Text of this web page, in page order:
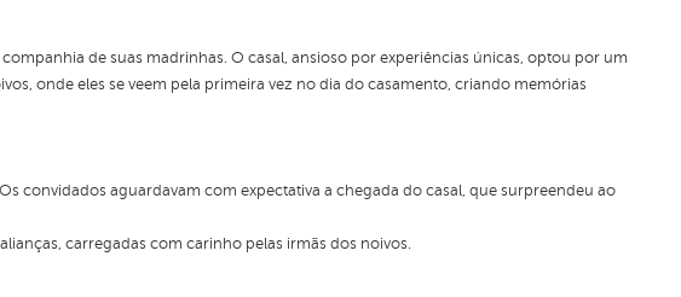
de suas madrinhas. O casal, ansioso por experiências únicas, optou por um
onde eles se veem pela primeira vez no dia do casamento, criando memórias
convidados aguardavam com expectativa a chegada do casal, que surpreendeu ao
carregadas com carinho pelas irmãs dos noivos.